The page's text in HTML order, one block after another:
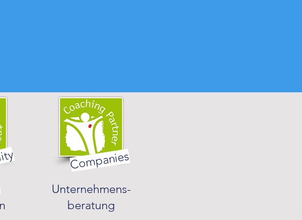
Companies
Unternehmens-
beratung